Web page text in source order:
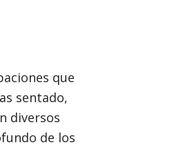
que
sentado,
diversos
de los